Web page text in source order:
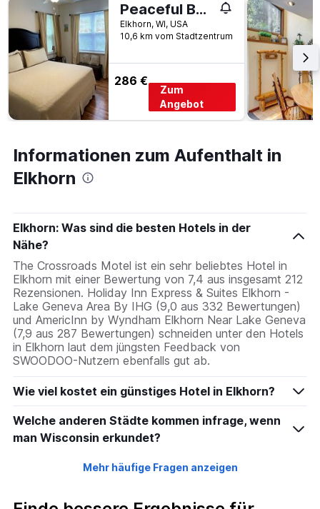
Peaceful Bed and Breakfast Accommodation for Two near Whitewater, Wisconsin
Elkhorn, WI, USA
10,6 km vom Stadtzentrum
286 €
Zum
Angebot
Informationen zum Aufenthalt in
Elkhorn
Elkhorn: Was sind die besten Hotels in der
Nähe?
The Crossroads Motel ist ein sehr beliebtes Hotel in
Elkhorn mit einer Bewertung von 7,4 aus insgesamt 212
Rezensionen. Holiday Inn Express & Suites Elkhorn -
Lake Geneva Area By IHG (9,0 aus 332 Bewertungen)
und AmericInn by Wyndham Elkhorn Near Lake Geneva
(7,9 aus 287 Bewertungen) schneiden unter den Hotels
in Elkhorn laut dem jüngsten Feedback von
SWOODOO-Nutzern ebenfalls gut ab.
Wie viel kostet ein günstiges Hotel in Elkhorn?
Welche anderen Städte kommen infrage, wenn
man Wisconsin erkundet?
Mehr häufige Fragen anzeigen